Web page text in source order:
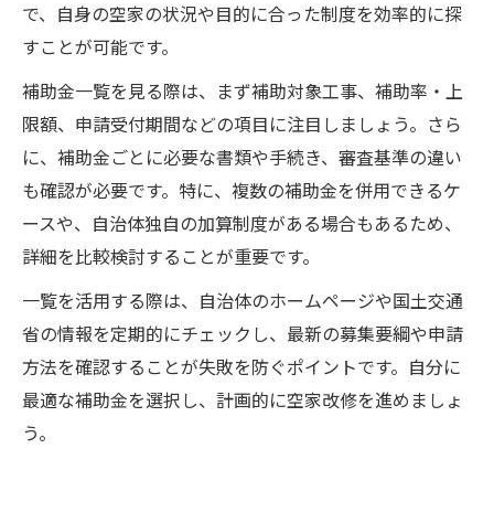
で、自身の空家の状況や目的に合った制度を効率的に探
すことが可能です。
補助金一覧を見る際は、まず補助対象工事、補助率・上
限額、申請受付期間などの項目に注目しましょう。さら
に、補助金ごとに必要な書類や手続き、審査基準の違い
も確認が必要です。特に、複数の補助金を併用できるケ
ースや、自治体独自の加算制度がある場合もあるため、
詳細を比較検討することが重要です。
一覧を活用する際は、自治体のホームページや国土交通
省の情報を定期的にチェックし、最新の募集要綱や申請
方法を確認することが失敗を防ぐポイントです。自分に
最適な補助金を選択し、計画的に空家改修を進めましょ
う。